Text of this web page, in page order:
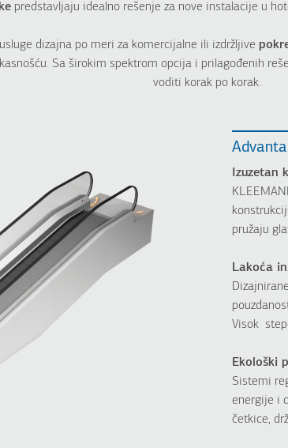
predstavljaju idealno rešenje za nove instalacije u
dizajna po meri za komercijalne ili izdržljive
Sa širokim spektrom opcija i prilagođenih
voditi korak po korak.
Izuzetan
pružaju
Lakoća
Visok
Ekološki
Sistemi
energije i
četkice,